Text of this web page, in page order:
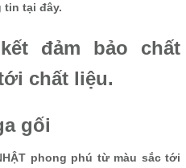
tin tại đây.
đảm bảo chất
chất liệu.
gối
phong phú từ màu sắc tới